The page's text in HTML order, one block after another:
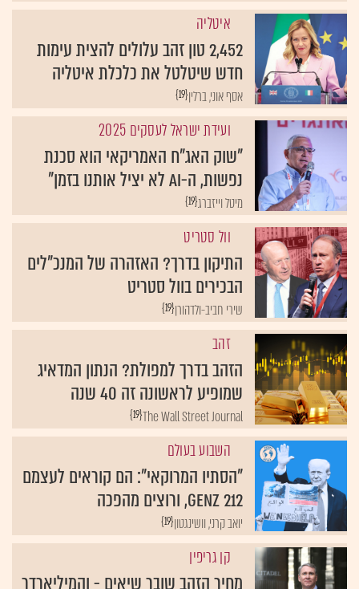
איטליה
2,452 טון זהב עלולים להצית עימות
חדש שיטלטל את כלכלת איטליה
{19}אסף אוני, ברלין
ועידת ישראל לעסקים 2025
"שוק האג"ח האמריקאי הוא סכנת
נפשות, ה-AI לא יציל אותנו בזמן"
{19}מיטל וייזברג
וול סטריט
התיקון בדרך? האזהרה של המנכ"לים
הבכירים בוול סטריט
{19}שירי חביב-ולדהורן
זהב
הזהב בדרך למפולת? הנתון המדאיג
שמופיע לראשונה זה 40 שנה
{19}The Wall Street Journal
השבוע בעולם
"הסתיו המרוקאי": הם קוראים לעצמם
GenZ 212, ורוצים מהפכה
{19}יואב קרני, וושינגטון
קן גריפין
מחיר הזהב שובר שיאים - והמיליארדר